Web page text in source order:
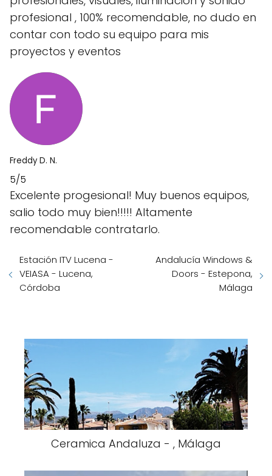
profesional , 100% recomendable, no dudo en
contar con todo su equipo para mis
proyectos y eventos
Freddy D. N.
5/5
Excelente progesional! Muy buenos equipos,
salio todo muy bien!!!!! Altamente
recomendable contratarlo.
Estación ITV Lucena -
VEIASA - Lucena,
Córdoba
Andalucía Windows &
Doors - Estepona,
Málaga
Ceramica Andaluza - , Málaga